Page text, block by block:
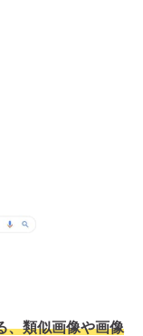
、類似画像や画像